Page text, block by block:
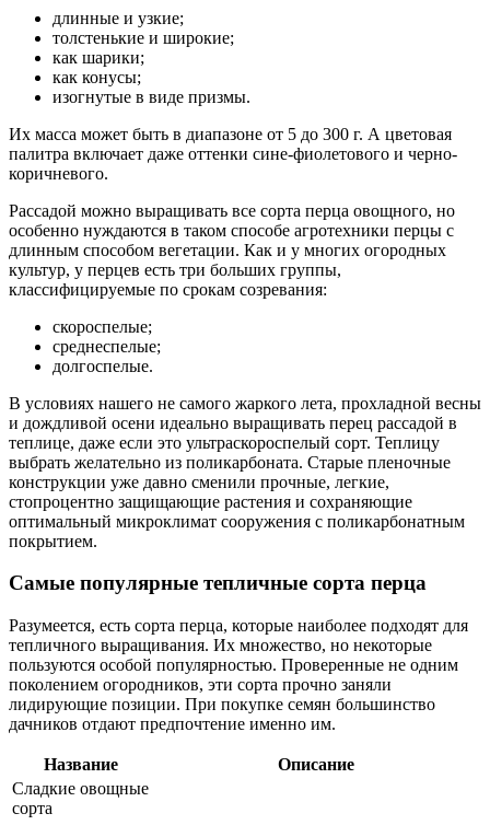
длинные и узкие;
толстенькие и широкие;
как шарики;
как конусы;
изогнутые в виде призмы.
Их масса может быть в диапазоне от 5 до 300 г. А цветовая
палитра включает даже оттенки сине-фиолетового и черно-
коричневого.
Рассадой можно выращивать все сорта перца овощного, но
особенно нуждаются в таком способе агротехники перцы с
длинным способом вегетации. Как и у многих огородных
культур, у перцев есть три больших группы,
классифицируемые по срокам созревания:
скороспелые;
среднеспелые;
долгоспелые.
В условиях нашего не самого жаркого лета, прохладной весны
и дождливой осени идеально выращивать перец рассадой в
теплице, даже если это ультраскороспелый сорт. Теплицу
выбрать желательно из поликарбоната. Старые пленочные
конструкции уже давно сменили прочные, легкие,
стопроцентно защищающие растения и сохраняющие
оптимальный микроклимат сооружения с поликарбонатным
покрытием.
Самые популярные тепличные сорта перца
Разумеется, есть сорта перца, которые наиболее подходят для
тепличного выращивания. Их множество, но некоторые
пользуются особой популярностью. Проверенные не одним
поколением огородников, эти сорта прочно заняли
лидирующие позиции. При покупке семян большинство
дачников отдают предпочтение именно им.
Название
Описание
Сладкие овощные
сорта